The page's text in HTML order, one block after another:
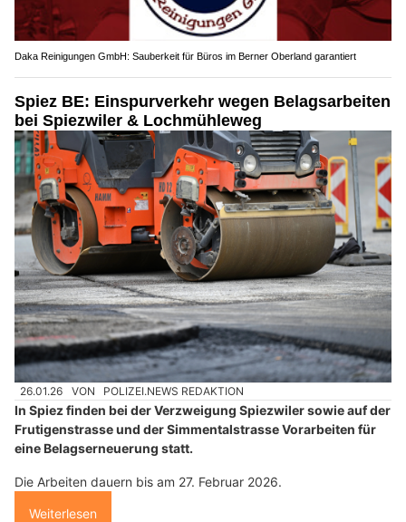
Daka Reinigungen GmbH: Sauberkeit für Büros im Berner Oberland garantiert
Spiez BE: Einspurverkehr wegen Belagsarbeiten
bei Spiezwiler & Lochmühleweg
26.01.26 VON POLIZEI.NEWS REDAKTION
In Spiez finden bei der Verzweigung Spiezwiler sowie auf der
Frutigenstrasse und der Simmentalstrasse Vorarbeiten für
eine Belagserneuerung statt.
Die Arbeiten dauern bis am 27. Februar 2026.
Weiterlesen